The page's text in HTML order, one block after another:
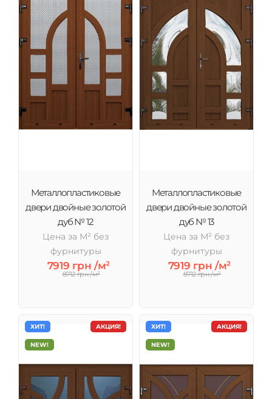
Металлопластиковые
двери двойные золотой
дуб № 12
Цена за М² без
фурнитуры
7919 грн /м²
8712 грн /м²
Металлопластиковые
двери двойные золотой
дуб № 13
Цена за М² без
фурнитуры
7919 грн /м²
8712 грн /м²
АКЦИЯ!
ХИТ!
NEW!
АКЦИЯ!
ХИТ!
NEW!